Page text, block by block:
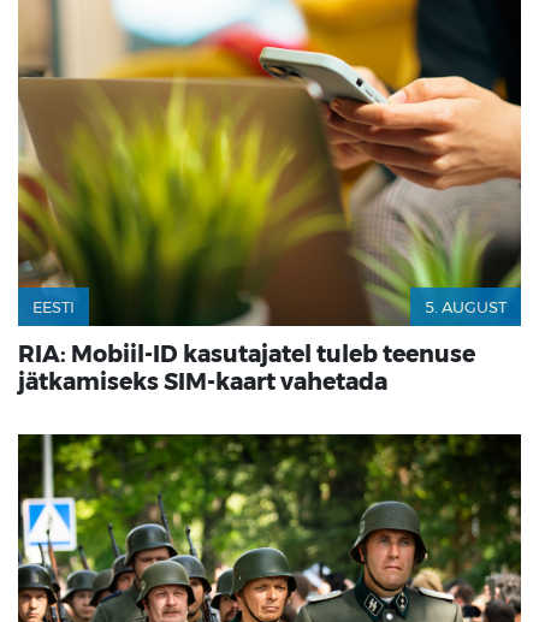
EESTI 5. AUGUST
RIA: Mobiil-ID kasutajatel tuleb teenuse
jätkamiseks SIM-kaart vahetada